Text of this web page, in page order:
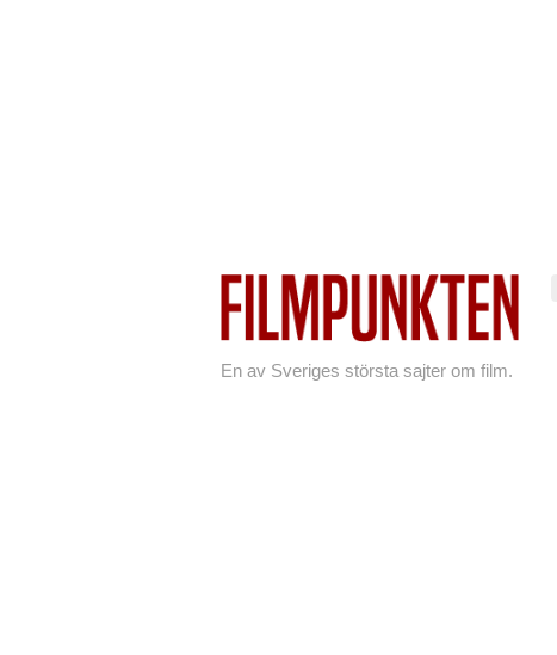
En av Sveriges största sajter om film.